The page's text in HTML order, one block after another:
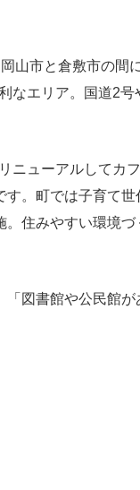
山市と倉敷市の間
なエリア。国道2号
ニューアルしてカ
。町では子育て世
住みやすい環境づ
図書館や公民館が